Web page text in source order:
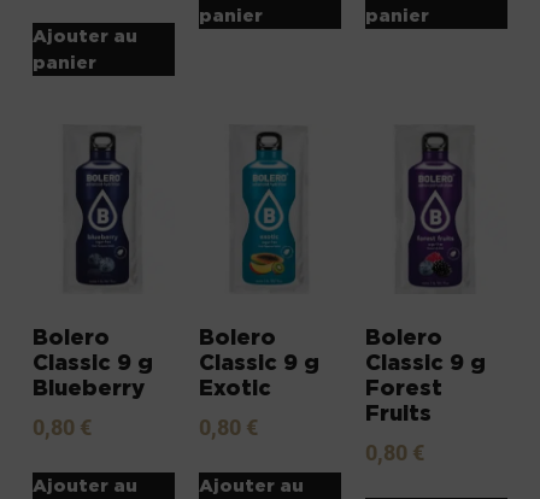
Ajouter au
panier
panier
panier
Bolero
Classic 9 g
Blueberry
0,80 €
Ajouter au
Bolero
Classic 9 g
Exotic
0,80 €
Ajouter au
Bolero
Classic 9 g
Forest
Fruits
0,80 €